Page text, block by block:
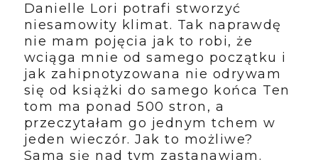
Danielle Lori potrafi stworzyć
niesamowity klimat. Tak naprawdę
nie mam pojęcia jak to robi, że
wciąga mnie od samego początku i
jak zahipnotyzowana nie odrywam
się od książki do samego końca Ten
tom ma ponad 500 stron, a
przeczytałam go jednym tchem w
jeden wieczór. Jak to możliwe?
Sama się nad tym zastanawiam.